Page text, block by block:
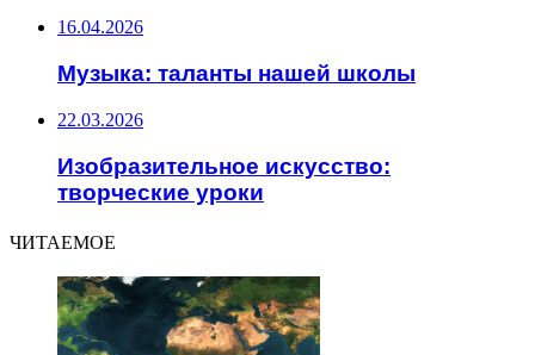
16.04.2026
Музыка: таланты нашей школы
22.03.2026
Изобразительное искусство:
творческие уроки
ЧИТАЕМОЕ